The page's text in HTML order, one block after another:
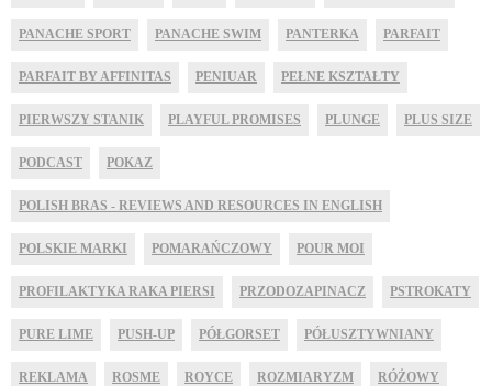
PANACHE SPORT PANACHE SWIM PANTERKA PARFAIT
PARFAIT BY AFFINITAS PENIUAR PEŁNE KSZTAŁTY
PIERWSZY STANIK PLAYFUL PROMISES PLUNGE PLUS SIZE
PODCAST POKAZ
POLISH BRAS - REVIEWS AND RESOURCES IN ENGLISH
POLSKIE MARKI POMARAŃCZOWY POUR MOI
PROFILAKTYKA RAKA PIERSI PRZODOZAPINACZ PSTROKATY
PURE LIME PUSH-UP PÓŁGORSET PÓŁUSZTYWNIANY
REKLAMA ROSME ROYCE ROZMIARYZM RÓŻOWY